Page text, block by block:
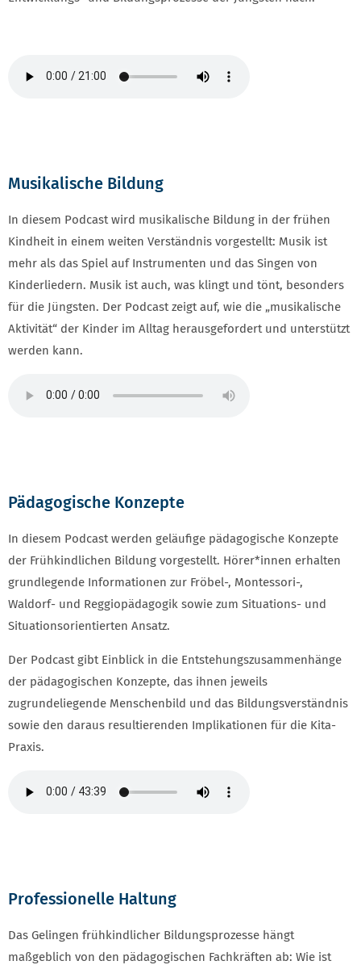
Musikalische Bildung
In diesem Podcast wird musikalische Bildung in der frühen
Kindheit in einem weiten Verständnis vorgestellt: Musik ist
mehr als das Spiel auf Instrumenten und das Singen von
Kinderliedern. Musik ist auch, was klingt und tönt, besonders
für die Jüngsten. Der Podcast zeigt auf, wie die „musikalische
Aktivität“ der Kinder im Alltag herausgefordert und unterstützt
werden kann.
Pädagogische Konzepte
In diesem Podcast werden geläufige pädagogische Konzepte
der Frühkindlichen Bildung vorgestellt. Hörer*innen erhalten
grundlegende Informationen zur Fröbel-, Montessori-,
Waldorf- und Reggiopädagogik sowie zum Situations- und
Situationsorientierten Ansatz.
Der Podcast gibt Einblick in die Entstehungszusammenhänge
der pädagogischen Konzepte, das ihnen jeweils
zugrundeliegende Menschenbild und das Bildungsverständnis
sowie den daraus resultierenden Implikationen für die Kita-
Praxis.
Professionelle Haltung
Das Gelingen frühkindlicher Bildungsprozesse hängt
maßgeblich von den pädagogischen Fachkräften ab: Wie ist